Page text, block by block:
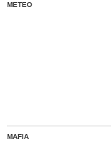
METEO
MAFIA